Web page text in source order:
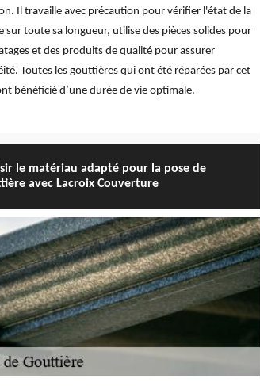
Il travaille avec précaution pour vérifier l'état de la
sur toute sa longueur, utilise des pièces solides pour
et des produits de qualité pour assurer
Toutes les gouttières qui ont été réparées par cet
bénéficié d’une durée de vie optimale.
le matériau adapté pour la pose de
avec Lacroix Couverture